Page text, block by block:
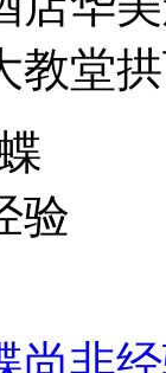
教堂
尚非